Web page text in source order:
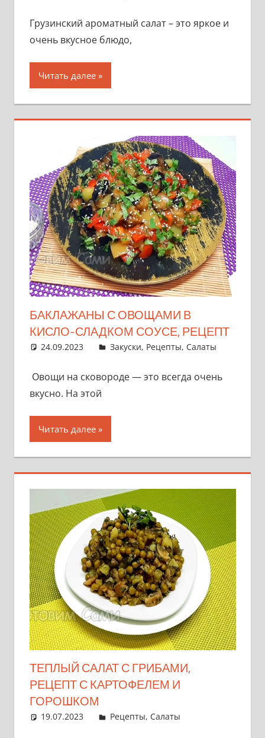
Грузинский ароматный салат – это яркое и
очень вкусное блюдо,
Читать далее
БАКЛАЖАНЫ С ОВОЩАМИ В
КИСЛО-СЛАДКОМ СОУСЕ, РЕЦЕПТ
24.09.2023 admin
Закуски, Рецепты, Салаты
Овощи на сковороде — это всегда очень
вкусно. На этой
Читать далее
ТЕПЛЫЙ САЛАТ С ГРИБАМИ,
РЕЦЕПТ С КАРТОФЕЛЕМ И
ГОРОШКОМ
19.07.2023 admin
Рецепты, Салаты